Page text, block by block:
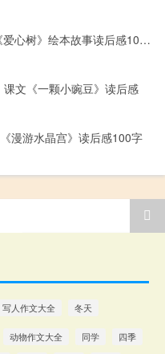
《爱心树》绘本故事读后感100字
课文《一颗小豌豆》读后感
《漫游水晶宫》读后感100字
写人作文大全 冬天
动物作文大全 同学
四季